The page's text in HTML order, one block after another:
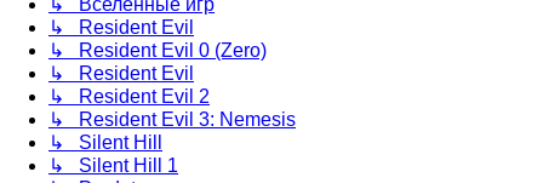
↳ Вселенные игр
↳ Resident Evil
↳ Resident Evil 0 (Zero)
↳ Resident Evil
↳ Resident Evil 2
↳ Resident Evil 3: Nemesis
↳ Silent Hill
↳ Silent Hill 1